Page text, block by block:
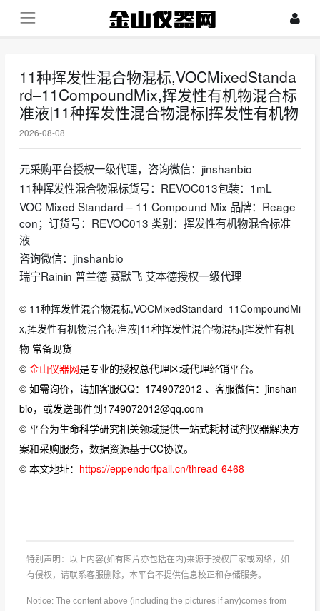
11种挥发性混合物混标,VOCMixedStanda
rd–11CompoundMix,挥发性有机物混合标
准液|11种挥发性混合物混标|挥发性有机物
2026-08-08
元采购平台授权一级代理，咨询微信：jinshanbio
11种挥发性混合物混标货号：REVOC013包装：1mL
VOC Mixed Standard – 11 Compound Mix 品牌：Reage
con；订货号：REVOC013 类别：挥发性有机物混合标准
液
咨询微信：jinshanbio
瑞宁Rainin 普兰德 赛默飞 艾本德授权一级代理
© 11种挥发性混合物混标,VOCMixedStandard–11CompoundMi
x,挥发性有机物混合标准液|11种挥发性混合物混标|挥发性有机
物 常备现货
© 金山仪器网是专业的授权总代理区域代理经销平台。
© 如需询价，请加客服QQ：1749072012 、客服微信：jinshan
bio，或发送邮件到1749072012@qq.com
© 平台为生命科学研究相关领域提供一站式耗材试剂仪器解决方
案和采购服务，数据资源基于CC协议。
© 本文地址： https://eppendorfpall.cn/thread-6468
特别声明：以上内容(如有图片亦包括在内)来源于授权厂家或网络，如
有侵权，请联系客服删除，本平台不提供信息校正和存储服务。
Notice: The content above (including the pictures if any)comes from